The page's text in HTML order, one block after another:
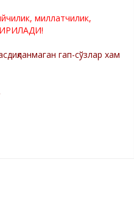
миллатчилик,
гап-сўзлар хам